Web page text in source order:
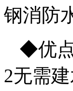
钢消防
◆优
2无需